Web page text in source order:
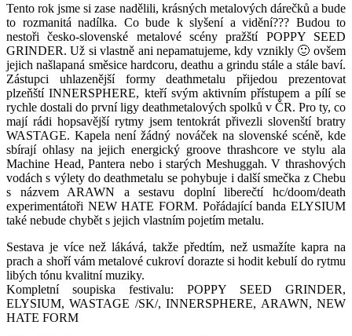
Tento rok jsme si zase nadělili, krásných metalových dárečků a bude
to rozmanitá nadílka. Co bude k slyšení a vidění??? Budou to
nestoři česko-slovenské metalové scény pražští POPPY SEED
GRINDER. Už si vlastně ani nepamatujeme, kdy vznikly 🙂 ovšem
jejich našlapaná směsice hardcoru, deathu a grindu stále a stále baví.
Zástupci uhlazenější formy deathmetalu přijedou prezentovat
plzeňští INNERSPHERE, kteří svým aktivním přístupem a pílí se
rychle dostali do první ligy deathmetalových spolků v ČR. Pro ty, co
mají rádi hopsavější rytmy jsem tentokrát přivezli slovenští bratry
WASTAGE. Kapela není žádný nováček na slovenské scéně, kde
sbírají ohlasy na jejich energický groove thrashcore ve stylu ala
Machine Head, Pantera nebo i starých Meshuggah. V thrashových
vodách s výlety do deathmetalu se pohybuje i další smečka z Chebu
s názvem ARAWN a sestavu doplní liberečtí hc/doom/death
experimentátoři NEW HATE FORM. Pořádající banda ELYSIUM
také nebude chybět s jejich vlastním pojetím metalu.
Sestava je více než lákává, takže předtím, než usmažíte kapra na
prach a shoří vám metalové cukroví dorazte si hodit kebulí do rytmu
libých tónu kvalitní muziky.
Kompletní soupiska festivalu: POPPY SEED GRINDER,
ELYSIUM, WASTAGE /SK/, INNERSPHERE, ARAWN, NEW
HATE FORM